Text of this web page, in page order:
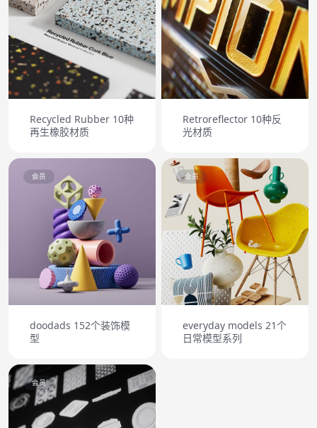
Recycled Rubber 10种
再生橡胶材质
Retroreflector 10种反
光材质
会员
doodads 152个装饰模
型
会员
everyday models 21个
日常模型系列
会员